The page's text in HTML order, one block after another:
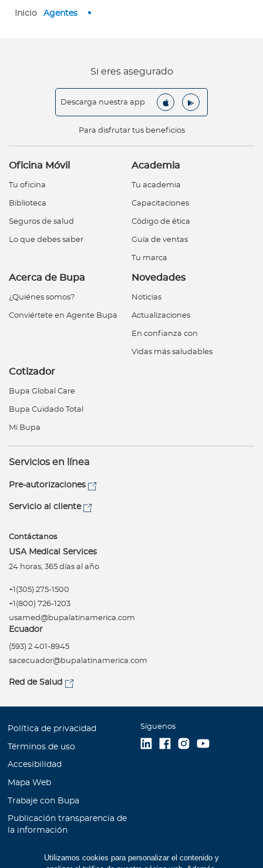
Utilizamos cookies para personalizar el contenido y
Inicio Agentes
Si eres asegurado
Descarga nuestra app
Para disfrutar tus beneficios
Oficina Móvil
Tu oficina
Biblioteca
Seguros de salud
Lo que debes saber
Academia
Tu academia
Capacitaciones
Código de ética
Guía de ventas
Tu marca
Acerca de Bupa
¿Quiénes somos?
Conviértete en Agente Bupa
Novedades
Noticias
Actualizaciones
En confianza con
Vidas más saludables
Cotizador
Bupa Global Care
Bupa Cuidado Total
Mi Bupa
Servicios en línea
Pre-autorizaciones
Servicio al cliente
Contáctanos
USA Medical Services
24 horas, 365 días al año
+1(305) 275-1500
+1(800) 726-1203
usamed@bupalatinamerica.com
Ecuador
(593) 2 401-8945
sacecuador@bupalatinamerica.com
Red de Salud
Política de privacidad
Términos de uso
Accesibilidad
Mapa Web
Trabaje con Bupa
Publicación transparencia de
la información
Síguenos